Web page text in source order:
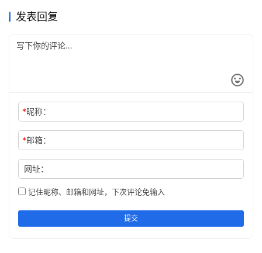
发表回复
*昵称：
*邮箱：
网址：
记住昵称、邮箱和网址，下次评论免输入
提交